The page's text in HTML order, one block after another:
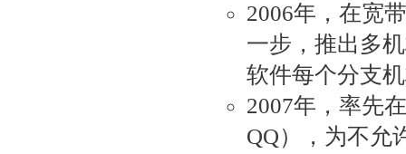
2006年，在宽
一步，推出多
软件每个分支
2007年，率先
QQ），为不允